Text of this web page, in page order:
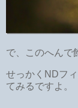
で、このへんで
せっかくNDフ
てみるですよ。